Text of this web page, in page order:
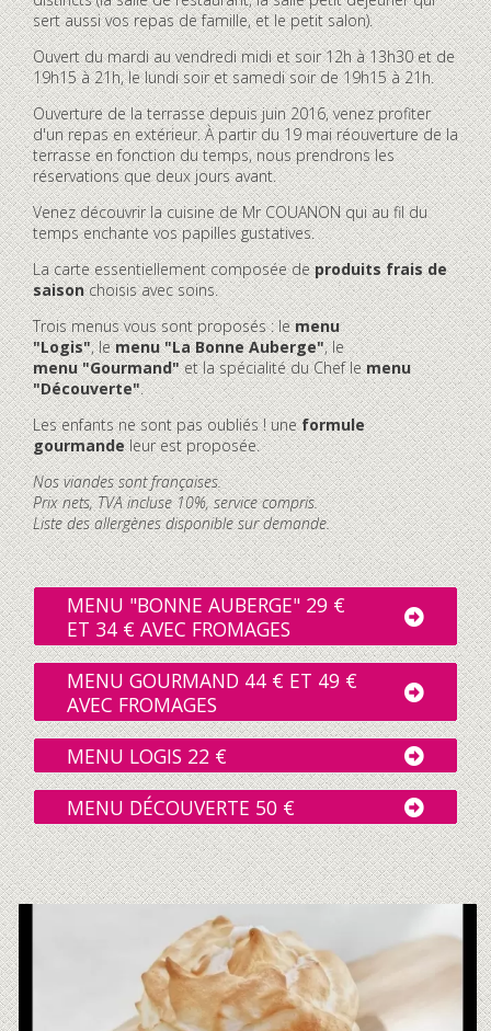
sert aussi vos repas de famille, et le petit salon).
Ouvert du mardi au vendredi midi et soir 12h à 13h30 et de
19h15 à 21h, le lundi soir et samedi soir de 19h15 à 21h.
Ouverture de la terrasse depuis juin 2016, venez profiter
d'un repas en extérieur. À partir du 19 mai réouverture de la
terrasse en fonction du temps, nous prendrons les
réservations que deux jours avant.
Venez découvrir la cuisine de Mr COUANON qui au fil du
temps enchante vos papilles gustatives.
La carte essentiellement composée deproduits frais de
saisonchoisis avec soins.
Trois menus vous sont proposés : lemenu
"Logis", lemenu "La Bonne Auberge", le
menu "Gourmand"et la spécialité du Chef lemenu
"Découverte".
Les enfants ne sont pas oubliés ! uneformule
gourmandeleur est proposée.
Nos viandes sont françaises.
Prix nets, TVA incluse 10%, service compris.
Liste des allergènes disponible sur demande.
MENU "BONNE AUBERGE" 29 €
ET 34 € AVEC FROMAGES
MENU GOURMAND 44 € ET 49 €
AVEC FROMAGES
MENU LOGIS 22 €
MENU DÉCOUVERTE 50 €